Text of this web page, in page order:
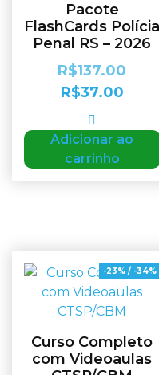
Pacote
FlashCards Polícia
Penal RS – 2026
R$137.00
R$37.00
Adicionar ao
carrinho
-23% / -34%
Curso Completo
com Videoaulas